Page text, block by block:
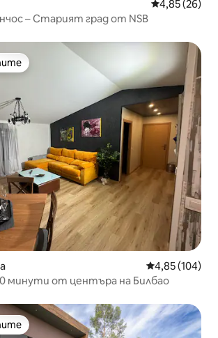
Средна
4,85 (26)
– Старият град от NSB
Средна
4,85 (104)
минути от центъра на Билбао